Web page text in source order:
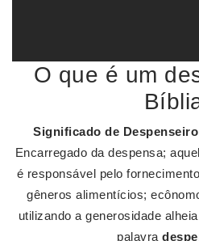
O que é um
Significado de Despenseiro
Encarregado da despensa;
é responsável pelo
gêneros alimentícios;
utilizando a generosidade
palavra